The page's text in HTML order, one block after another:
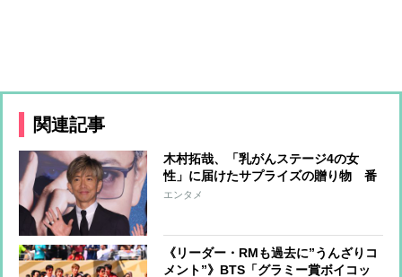
関連記事
木村拓哉、「乳がんステージ4の女
性」に届けたサプライズの贈り物 番
組企画で対面したファンが、夢と希望
エンタメ
《リーダー・RMも過去に”うんざりコ
メント”》BTS「グラミー賞ボイコッ